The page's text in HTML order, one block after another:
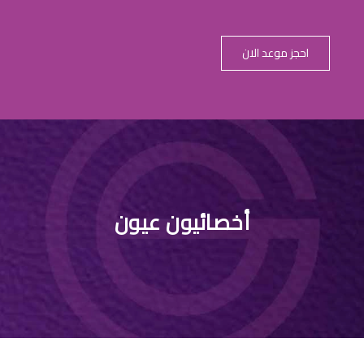
احجز موعد الان
العين من
أخصائيون عيون